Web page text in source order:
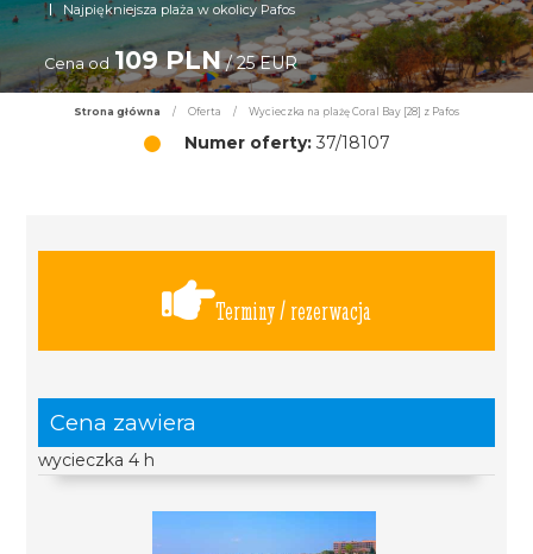
Najpiękniejsza plaża w okolicy Pafos
Cena od 109 PLN/ 25 EUR
Strona główna / Oferta / Wycieczka na plażę Coral Bay [28] z Pafos
Numer oferty:37/18107
Terminy / rezerwacja
Cena zawiera
wycieczka 4 h